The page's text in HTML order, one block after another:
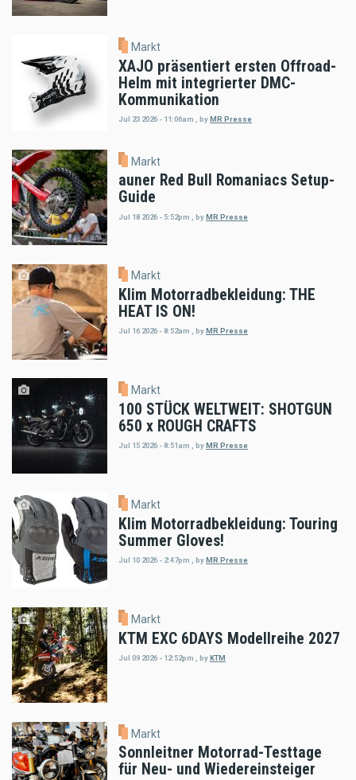
Markt
XAJO präsentiert ersten Offroad-
Helm mit integrierter DMC-
Kommunikation
Jul 23 2026 - 11:06am byMR Presse
Markt
auner Red Bull Romaniacs Setup-
Guide
Jul 18 2026 - 5:52pm byMR Presse
Markt
Klim Motorradbekleidung: THE
HEAT IS ON!
Jul 16 2026 - 8:52am , by MR Presse
Markt
100 STÜCK WELTWEIT: SHOTGUN
650 x ROUGH CRAFTS
Jul 15 2026 - 8:51am , byMR Presse
Markt
Klim Motorradbekleidung: Touring
Summer Gloves!
Jul 10 2026 - 2:47pm byMR Presse
Markt
KTM EXC 6DAYS Modellreihe 2027
Jul 09 2026 - 12:52pm byKTM
Markt
Sonnleitner Motorrad-Testtage
für Neu- und Wiedereinsteiger